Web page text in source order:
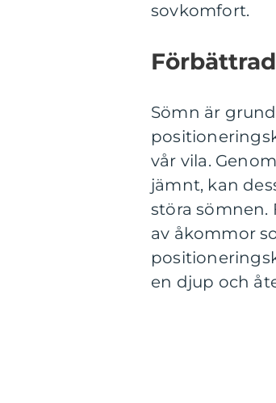
sovkomfort.
Sömn är
vår vila.
jämnt, kan
störa sömnen.
av åkommor
en djup och